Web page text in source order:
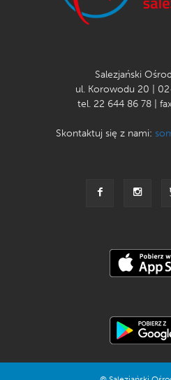
Salezjański
ul. Korowodu 20 |
tel. 22 644 86 78 |
Skontaktuj się z nami: